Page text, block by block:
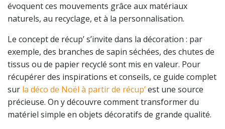
évoquent ces mouvements grâce aux matériaux
naturels, au recyclage, et à la personnalisation.
Le concept de récup’ s’invite dans la décoration : par
exemple, des branches de sapin séchées, des chutes de
tissus ou de papier recyclé sont mis en valeur. Pour
récupérer des inspirations et conseils, ce guide complet
sur la déco de Noël à partir de récup’est une source
précieuse. On y découvre comment transformer du
matériel simple en objets décoratifs de grande qualité.